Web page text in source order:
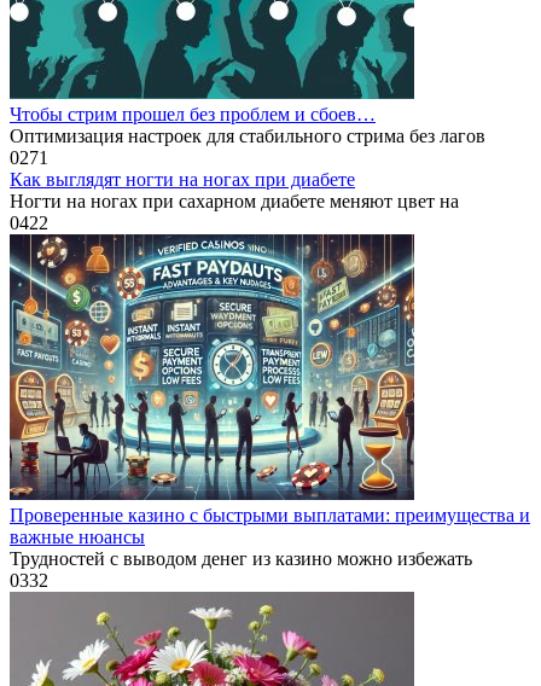
Чтобы стрим прошел без проблем и сбоев…
Оптимизация настроек для стабильного стрима без лагов
0271
Как выглядят ногти на ногах при диабете
Ногти на ногах при сахарном диабете меняют цвет на
0422
Проверенные казино с быстрыми выплатами: преимущества и
важные нюансы
Трудностей с выводом денег из казино можно избежать
0332